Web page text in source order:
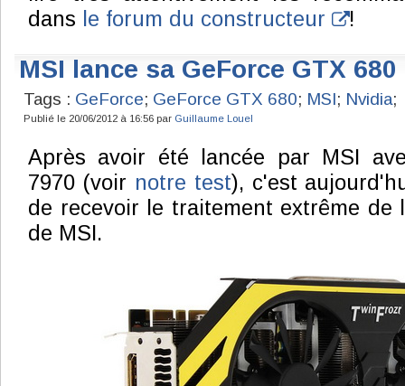
dans le forum du constructeur !
MSI lance sa GeForce GTX
Tags : GeForce; GeForce GTX 680; MSI; Nvidia;
Publié le 20/06/2012 à 16:56 par Guillaume Louel
Après avoir été lancée par MSI
7970 (voir notre test), c'est
de recevoir le traitement extrême de
de MSI.